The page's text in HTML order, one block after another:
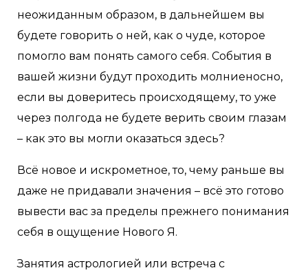
неожиданным образом, в дальнейшем вы
будете говорить о ней, как о чуде, которое
помогло вам понять самого себя. События в
вашей жизни будут проходить молниеносно,
если вы доверитесь происходящему, то уже
через полгода не будете верить своим глазам
– как это вы могли оказаться здесь?
Всё новое и искрометное, то, чему раньше вы
даже не придавали значения – всё это готово
вывести вас за пределы прежнего понимания
себя в ощущение Нового Я.
Занятия астрологией или встреча с